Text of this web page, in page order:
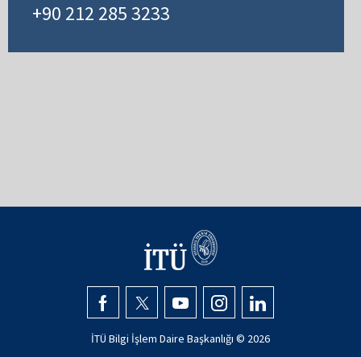
+90 212 285 3233
İTÜ Bilgi İşlem Daire Başkanlığı © 2026